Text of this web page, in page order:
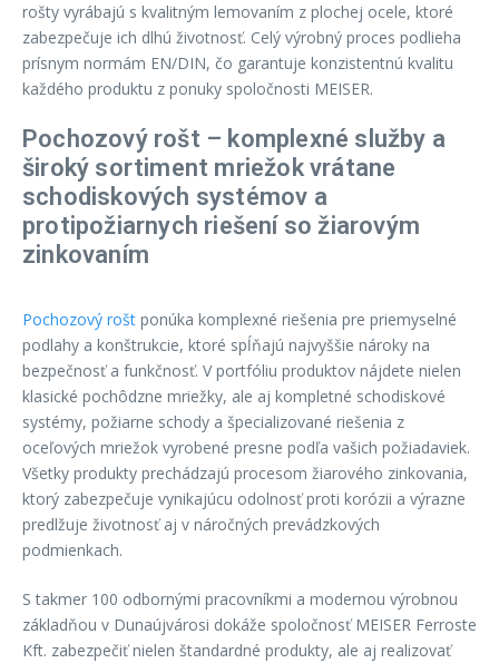
rošty vyrábajú s kvalitným lemovaním z plochej ocele, ktoré
zabezpečuje ich dlhú životnosť. Celý výrobný proces podlieha
prísnym normám EN/DIN, čo garantuje konzistentnú kvalitu
každého produktu z ponuky spoločnosti MEISER.
Pochozový rošt – komplexné služby a
široký sortiment mriežok vrátane
schodiskových systémov a
protipožiarnych riešení so žiarovým
zinkovaním
Pochozový rošt ponúka komplexné riešenia pre priemyselné
podlahy a konštrukcie, ktoré spĺňajú najvyššie nároky na
bezpečnosť a funkčnosť. V portfóliu produktov nájdete nielen
klasické pochôdzne mriežky, ale aj kompletné schodiskové
systémy, požiarne schody a špecializované riešenia z
oceľových mriežok vyrobené presne podľa vašich požiadaviek.
Všetky produkty prechádzajú procesom žiarového zinkovania,
ktorý zabezpečuje vynikajúcu odolnosť proti korózii a výrazne
predlžuje životnosť aj v náročných prevádzkových
podmienkach.
S takmer 100 odbornými pracovníkmi a modernou výrobnou
základňou v Dunaújvárosi dokáže spoločnosť MEISER Ferroste
Kft. zabezpečiť nielen štandardné produkty, ale aj realizovať